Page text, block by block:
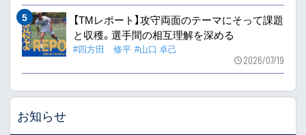
【TMレポート】攻守両面のテーマにそって課題
と収穫。選手間の相互理解を深める
#四方田 修平 #山口 卓己
2026/07/19
お知らせ